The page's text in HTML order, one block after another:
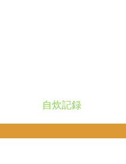
自炊記録